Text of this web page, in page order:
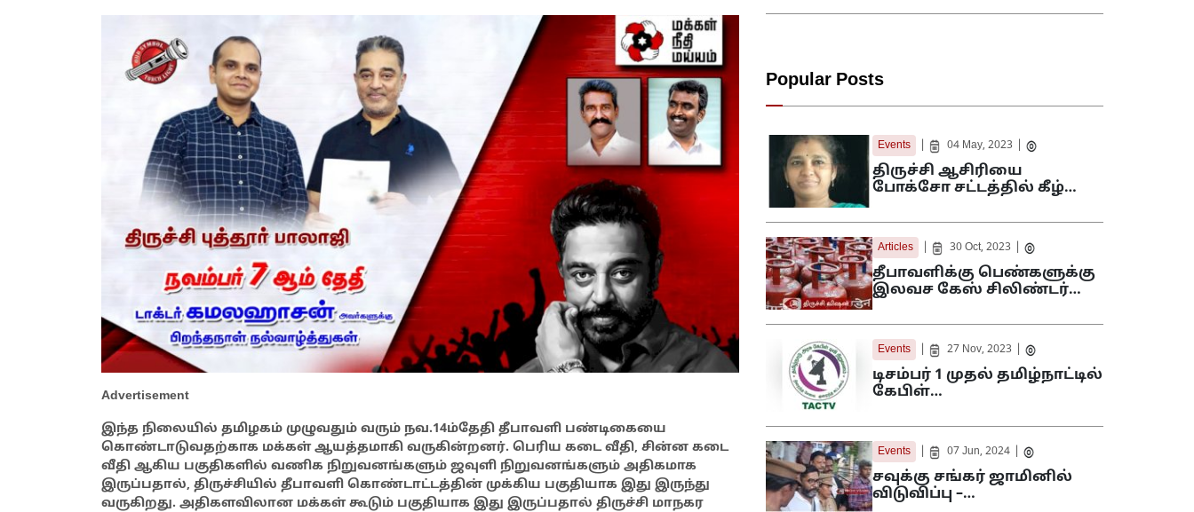
Advertisement
இந்த நிலையில் தமிழகம் முழுவதும் வரும் நவ.14ம்‌தேதி தீபாவளி பண்டிகையை
கொண்டாடுவதற்காக மக்கள் ஆயத்தமாகி வருகின்றனர். பெரிய கடை வீதி, சின்ன கடை
வீதி ஆகிய பகுதிகளில் வணிக நிறுவனங்களும் ஜவுளி நிறுவனங்களும் அதிகமாக
இருப்பதால், திருச்சியில் தீபாவளி கொண்டாட்டத்தின் முக்கிய பகுதியாக இது இருந்து
வருகிறது. அதிகளவிலான மக்கள் கூடும் பகுதியாக இது இருப்பதால் திருச்சி மாநகர
Popular Posts
Events 04 May, 2023
திருச்சி ஆசிரியை
போக்சோ சட்டத்தில் கீழ்…
Articles 30 Oct, 2023
தீபாவளிக்கு பெண்களுக்கு
இலவச கேஸ் சிலிண்டர்…
Events 27 Nov, 2023
டிசம்பர் 1 முதல் தமிழ்நாட்டில்
கேபிள்…
Events 07 Jun, 2024
சவுக்கு சங்கர் ஜாமினில்
விடுவிப்பு –…